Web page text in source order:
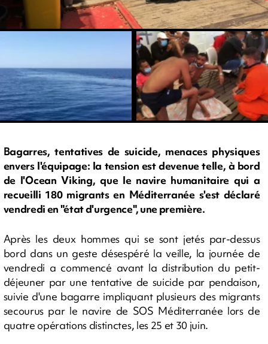
Bagarres, tentatives de suicide, menaces physiques
envers l'équipage: la tension est devenue telle, à bord
de l'Ocean Viking, que le navire humanitaire qui a
recueilli 180 migrants en Méditerranée s'est déclaré
vendredi en "état d'urgence", une première.
Après les deux hommes qui se sont jetés par-dessus
bord dans un geste désespéré la veille, la journée de
vendredi a commencé avant la distribution du petit-
déjeuner par une tentative de suicide par pendaison,
suivie d'une bagarre impliquant plusieurs des migrants
secourus par le navire de SOS Méditerranée lors de
quatre opérations distinctes, les 25 et 30 juin.